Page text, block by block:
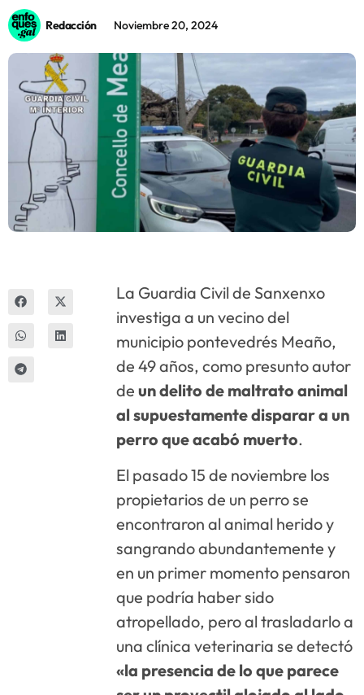
Sostenibilidad
Innova
Redacción Noviembre 20, 2024
La Guardia Civil de Sanxenxo
investiga a un vecino del
municipio pontevedrés Meaño,
de 49 años, como presunto autor
de un delito de maltrato animal
al supuestamente disparar a un
perro que acabó muerto.
El pasado 15 de noviembre los
propietarios de un perro se
encontraron al animal herido y
sangrando abundantemente y
en un primer momento pensaron
que podría haber sido
atropellado, pero al trasladarlo a
una clínica veterinaria se detectó
«la presencia de lo que parece